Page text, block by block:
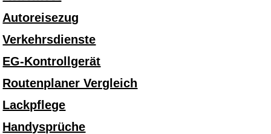
Autoreisezug
Verkehrsdienste
EG-Kontrollgerät
Routenplaner Vergleich
Lackpflege
Handysprüche